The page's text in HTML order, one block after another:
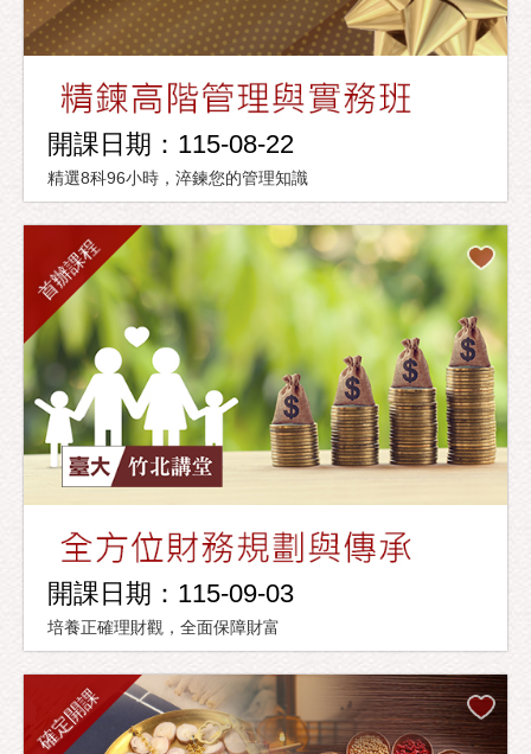
開課日期：115-08-22
精選8科96小時，淬鍊您的管理知識
首辦課程
開課日期：115-09-03
培養正確理財觀，全面保障財富
確定開課